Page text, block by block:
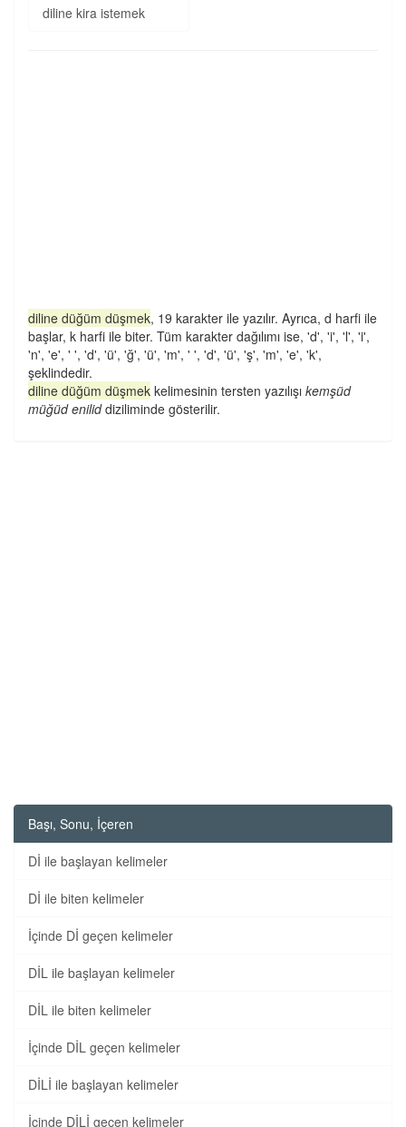
diline kira istemek
diline düğüm düşmek, 19 karakter ile yazılır. Ayrıca, d harfi ile
başlar, k harfi ile biter. Tüm karakter dağılımı ise, 'd', 'i', 'l', 'i',
'n', 'e', ' ', 'd', 'ü', 'ğ', 'ü', 'm', ' ', 'd', 'ü', 'ş', 'm', 'e', 'k',
şeklindedir.
diline düğüm düşmek kelimesinin tersten yazılışı kemşüd
müğüd eniliddiziliminde gösterilir.
Başı, Sonu, İçeren
Dİ ile başlayan kelimeler
Dİ ile biten kelimeler
İçinde Dİ geçen kelimeler
DİL ile başlayan kelimeler
DİL ile biten kelimeler
İçinde DİL geçen kelimeler
DİLİ ile başlayan kelimeler
İçinde DİLİ geçen kelimeler